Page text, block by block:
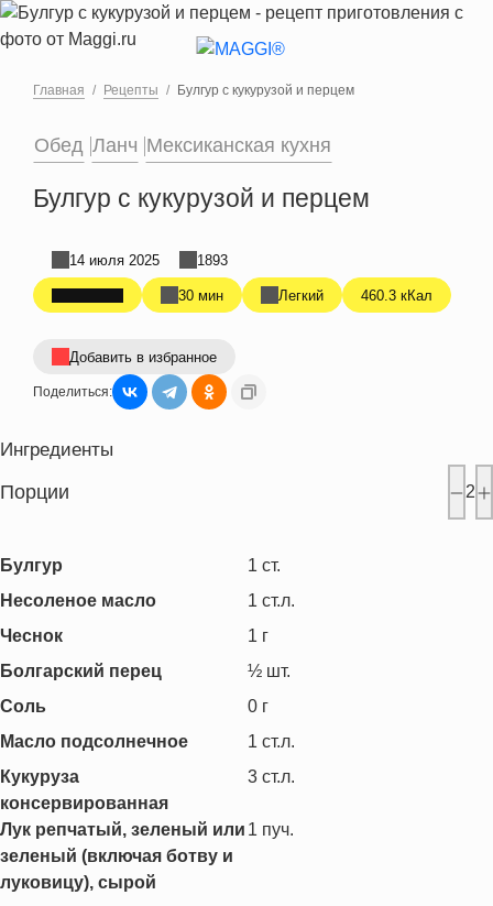
Перейти к основному содержанию
Главная Рецепты Булгур с кукурузой и перцем
Обед Ланч Мексиканская кухня
Булгур с кукурузой и перцем
30 мин Легкий 460.3 кКал
14 июля 2025 1893
Добавить в избранное
Поделиться:
Ингредиенты
Порции 2
Булгур 1 ст.
Несоленое масло
1 ст.л.
Чеснок
1 г
Болгарский перец
½ шт.
Соль
0 г
Масло подсолнечное
1 ст.л.
Кукуруза
консервированная
3 ст.л.
Лук репчатый, зеленый или
зеленый (включая ботву и
луковицу), сырой
1 пуч.